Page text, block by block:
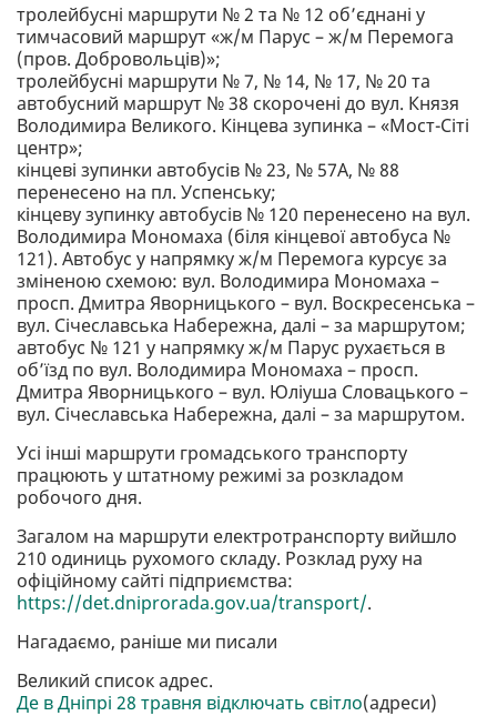
тролейбусні маршрути № 2 та № 12 об’єднані у
тимчасовий маршрут «ж/м Парус – ж/м Перемога
(пров. Добровольців)»;
тролейбусні маршрути № 7, № 14, № 17, № 20 та
автобусний маршрут № 38 скорочені до вул. Князя
Володимира Великого. Кінцева зупинка – «Мост-Сіті
центр»;
кінцеві зупинки автобусів № 23, № 57А, № 88
перенесено на пл. Успенську;
кінцеву зупинку автобусів № 120 перенесено на вул.
Володимира Мономаха (біля кінцевої автобуса №
121). Автобус у напрямку ж/м Перемога курсує за
зміненою схемою: вул. Володимира Мономаха –
просп. Дмитра Яворницького – вул. Воскресенська –
вул. Січеславська Набережна, далі – за маршрутом;
автобус № 121 у напрямку ж/м Парус рухається в
об’їзд по вул. Володимира Мономаха – просп.
Дмитра Яворницького – вул. Юліуша Словацького –
вул. Січеславська Набережна, далі – за маршрутом.
Усі інші маршрути громадського транспорту
працюють у штатному режимі за розкладом
робочого дня.
Загалом на маршрути електротранспорту вийшло
210 одиниць рухомого складу. Розклад руху на
офіційному сайті підприємства:
https://det.dniprorada.gov.ua/transport/.
Нагадаємо, раніше ми писали
Великий список адрес.
Де в Дніпрі 28 травня відключать світло(адреси)